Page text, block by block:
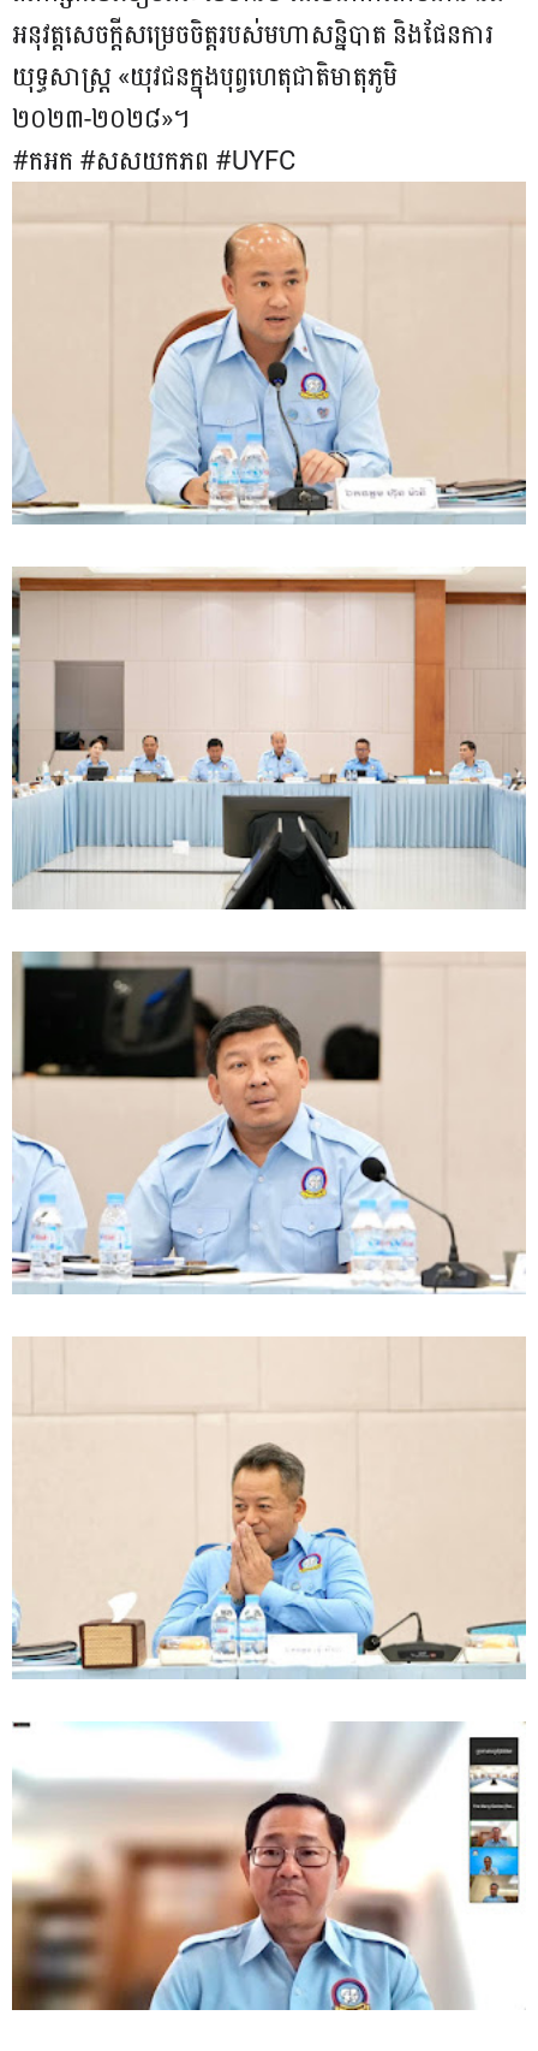
អនុវត្តសេចក្តីសម្រេចចិត្តរបស់មហាសន្និបាត និងផែនការ
យុទ្ធសាស្រ្ត «យុវជនក្នុងបុព្វហេតុជាតិមាតុភូមិ
២០២៣-២០២៨»។
#កអក​ #សសយក​ភព​ #UYFC